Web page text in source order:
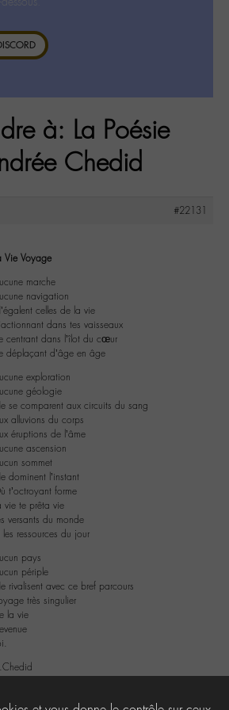
à: La Poésie
Chedid
#22131
Vie Voyage
marche
navigation
celles de la vie
dans tes vaisseaux
centrant dans l’îlot du cœur
déplaçant d’âge en âge
exploration
géologie
se comparent aux circuits du sang
alluvions du corps
éruptions de l’âme
ascension
sommet
dominent l’instant
t’octroyant forme
vie te prêta vie
versants du monde
les ressources du jour
pays
périple
rivalisent avec ce bref parcours
très singulier
la vie